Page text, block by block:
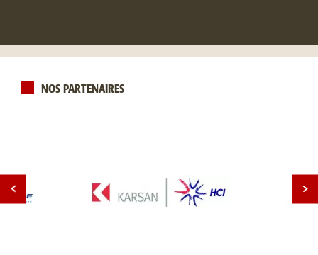
NOS PARTENAIRES